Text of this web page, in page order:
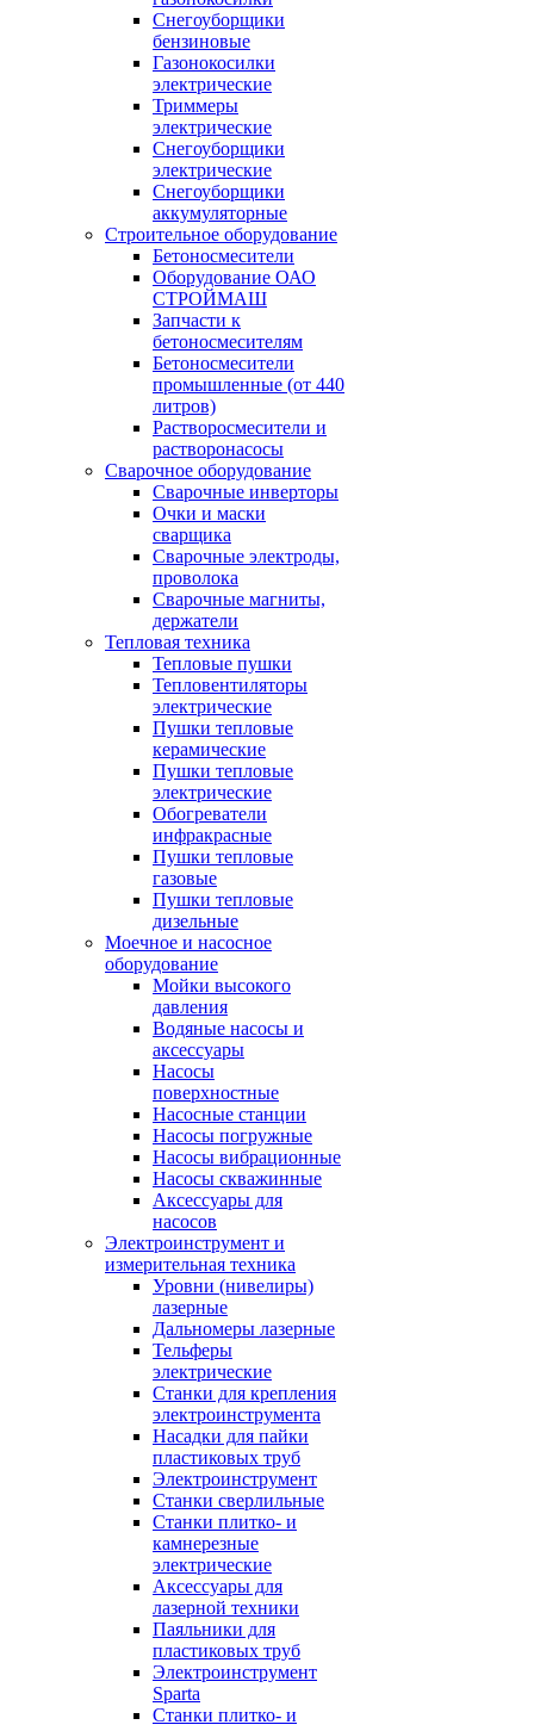
Снегоуборщики
бензиновые
Газонокосилки
электрические
Триммеры
электрические
Снегоуборщики
электрические
Снегоуборщики
аккумуляторные
Строительное оборудование
Бетоносмесители
Оборудование ОАО
СТРОЙМАШ
Запчасти к
бетоносмесителям
Бетоносмесители
промышленные (от 440
литров)
Растворосмесители и
растворонасосы
Сварочное оборудование
Сварочные инверторы
Очки и маски
сварщика
Сварочные электроды,
проволока
Сварочные магниты,
держатели
Тепловая техника
Тепловые пушки
Тепловентиляторы
электрические
Пушки тепловые
керамические
Пушки тепловые
электрические
Обогреватели
инфракрасные
Пушки тепловые
газовые
Пушки тепловые
дизельные
Моечное и насосное
оборудование
Мойки высокого
давления
Водяные насосы и
аксессуары
Насосы
поверхностные
Насосные станции
Насосы погружные
Насосы вибрационные
Насосы скважинные
Аксессуары для
насосов
Электроинструмент и
измерительная техника
Уровни (нивелиры)
лазерные
Дальномеры лазерные
Тельферы
электрические
Станки для крепления
электроинструмента
Насадки для пайки
пластиковых труб
Электроинструмент
Станки сверлильные
Станки плитко- и
камнерезные
электрические
Аксессуары для
лазерной техники
Паяльники для
пластиковых труб
Электроинструмент
Sparta
Станки плитко- и